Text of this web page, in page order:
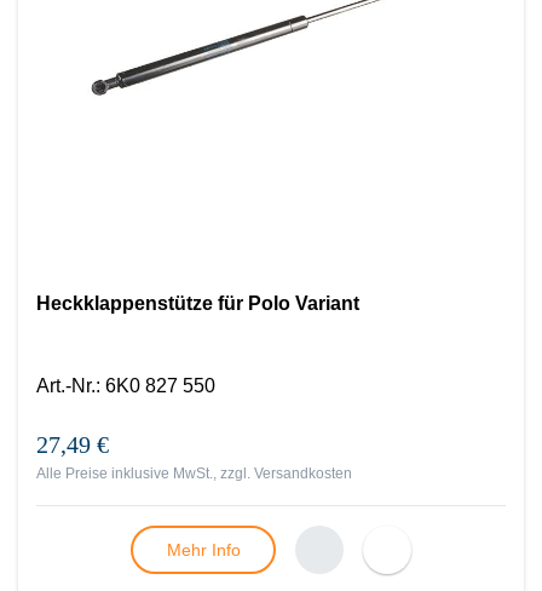
Heckklappenstütze für Polo Variant
Art.-Nr.: 6K0 827 550
27,49 €
Alle Preise inklusive MwSt., zzgl. Versandkosten
Mehr Info